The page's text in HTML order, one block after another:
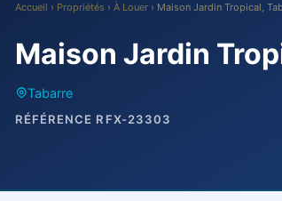
Accueil › Propriétés › À Louer › Maison Jardin Tropical,
Maison Jardin
Tabarre
RÉFÉRENCE RFX-23303